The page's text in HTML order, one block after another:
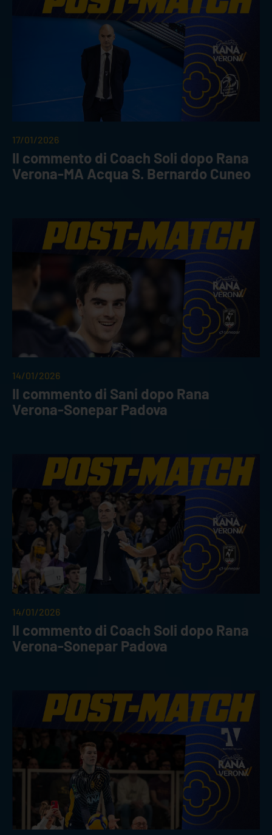
17/01/2026
Il commento di Coach Soli dopo Rana
Verona-MA Acqua S. Bernardo Cuneo
14/01/2026
Il commento di Sani dopo Rana
Verona-Sonepar Padova
14/01/2026
Il commento di Coach Soli dopo Rana
Verona-Sonepar Padova